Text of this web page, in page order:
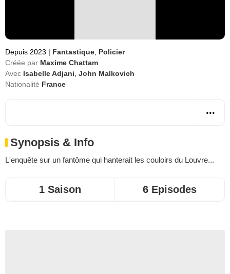
Depuis 2023 | Fantastique Policier
Créée par Maxime Chattam
Avec Isabelle Adjani John Malkovich
Nationalité France
Synopsis & Info
L'enquête sur un fantôme qui hanterait les couloirs du Louvre...
1 Saison 6 Episodes